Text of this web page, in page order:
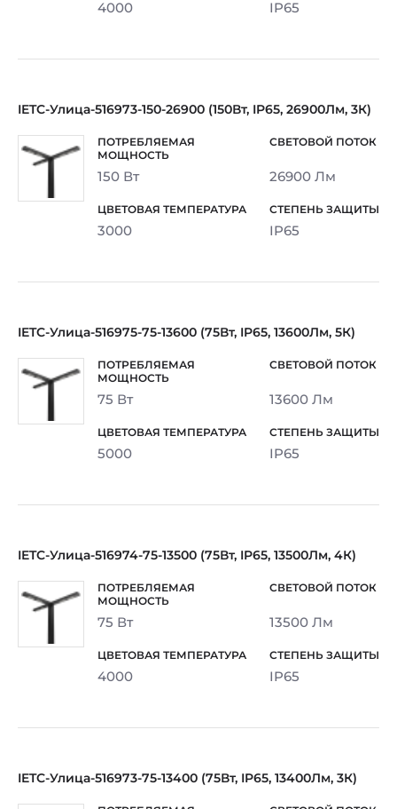
4000 IP65
IETC-Улица-516973-150-26900 (150Вт, IP65, 26900Лм, 3К)
150 Вт 26900 Лм
3000 IP65
IETC-Улица-516975-75-13600 (75Вт, IP65, 13600Лм, 5К)
75 Вт 13600 Лм
5000 IP65
IETC-Улица-516974-75-13500 (75Вт, IP65, 13500Лм, 4К)
75 Вт 13500 Лм
4000 IP65
IETC-Улица-516973-75-13400 (75Вт, IP65, 13400Лм, 3К)